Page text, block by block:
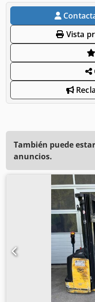
Vista
También puede
anuncios.